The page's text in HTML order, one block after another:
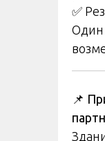
✅
Один
📌